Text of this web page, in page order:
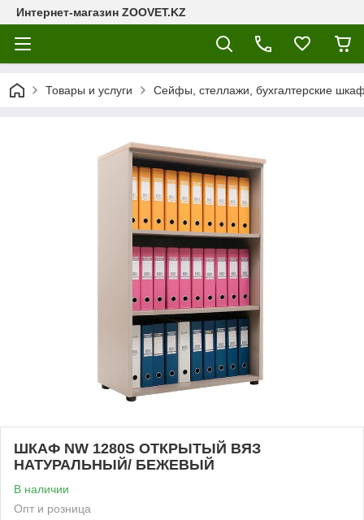
Интернет-магазин ZOOVET.KZ
Товары и услуги Сейфы, стеллажи, бухгалтерские
ШКАФ NW 1280S ОТКРЫТЫЙ ВЯЗ
НАТУРАЛЬНЫЙ/ БЕЖЕВЫЙ
В наличии
Опт и розница